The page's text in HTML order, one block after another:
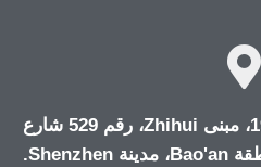
المقر الرئيسي: الغرفة 1915، مبنى Zhihui، رقم 529 شارع